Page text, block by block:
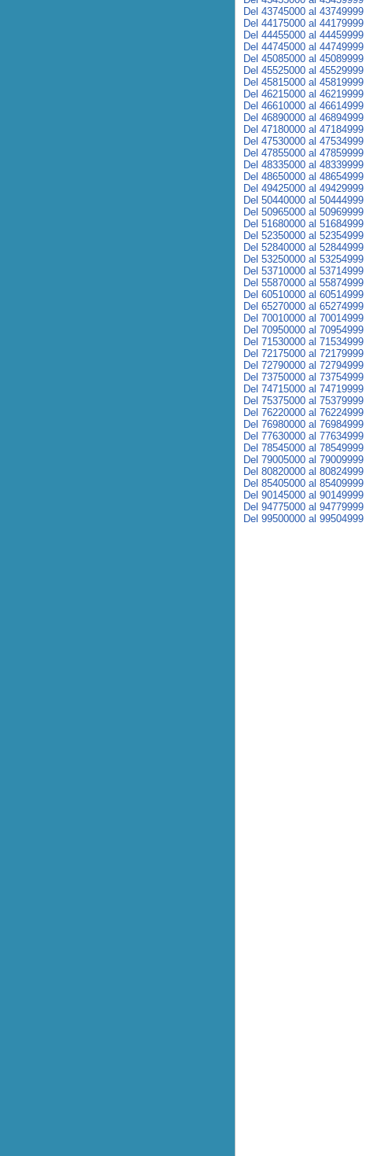
Del 43745000 al 43749999
Del 44175000 al 44179999
Del 44455000 al 44459999
Del 44745000 al 44749999
Del 45085000 al 45089999
Del 45525000 al 45529999
Del 45815000 al 45819999
Del 46215000 al 46219999
Del 46610000 al 46614999
Del 46890000 al 46894999
Del 47180000 al 47184999
Del 47530000 al 47534999
Del 47855000 al 47859999
Del 48335000 al 48339999
Del 48650000 al 48654999
Del 49425000 al 49429999
Del 50440000 al 50444999
Del 50965000 al 50969999
Del 51680000 al 51684999
Del 52350000 al 52354999
Del 52840000 al 52844999
Del 53250000 al 53254999
Del 53710000 al 53714999
Del 55870000 al 55874999
Del 60510000 al 60514999
Del 65270000 al 65274999
Del 70010000 al 70014999
Del 70950000 al 70954999
Del 71530000 al 71534999
Del 72175000 al 72179999
Del 72790000 al 72794999
Del 73750000 al 73754999
Del 74715000 al 74719999
Del 75375000 al 75379999
Del 76220000 al 76224999
Del 76980000 al 76984999
Del 77630000 al 77634999
Del 78545000 al 78549999
Del 79005000 al 79009999
Del 80820000 al 80824999
Del 85405000 al 85409999
Del 90145000 al 90149999
Del 94775000 al 94779999
Del 99500000 al 99504999